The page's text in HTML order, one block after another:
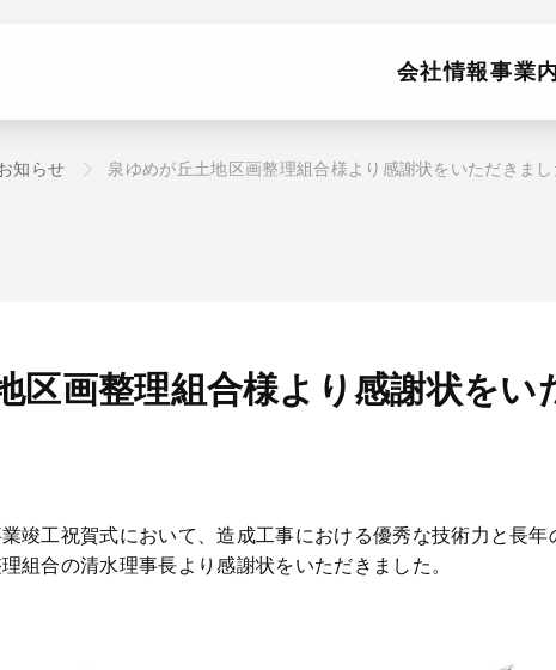
会社情報事業
知らせ 泉ゆめが丘土地区画整理組合様より感謝状をいただきまし
区画整理組合様より感謝状をい
竣工祝賀式において、造成工事における優秀な技術力と長年
組合の清水理事長より感謝状をいただきました。